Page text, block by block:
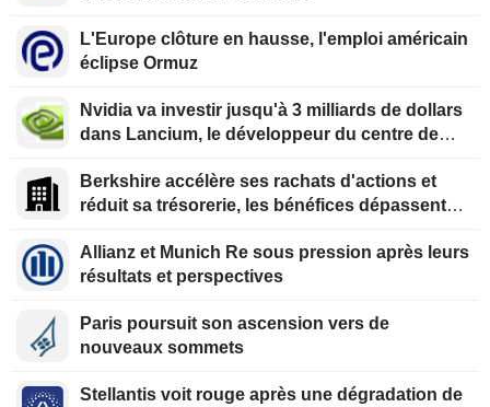
L'Europe clôture en hausse, l'emploi américain
éclipse Ormuz
Nvidia va investir jusqu'à 3 milliards de dollars
dans Lancium, le développeur du centre de
Berkshire accélère ses rachats d'actions et
réduit sa trésorerie, les bénéfices dépassent
Allianz et Munich Re sous pression après leurs
résultats et perspectives
Paris poursuit son ascension vers de
nouveaux sommets
Stellantis voit rouge après une dégradation de